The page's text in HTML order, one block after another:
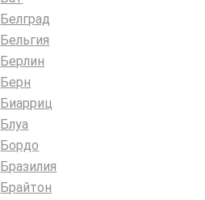
Белград
Бельгия
Берлин
Берн
Биарриц
Блуа
Бордо
Бразилия
Брайтон